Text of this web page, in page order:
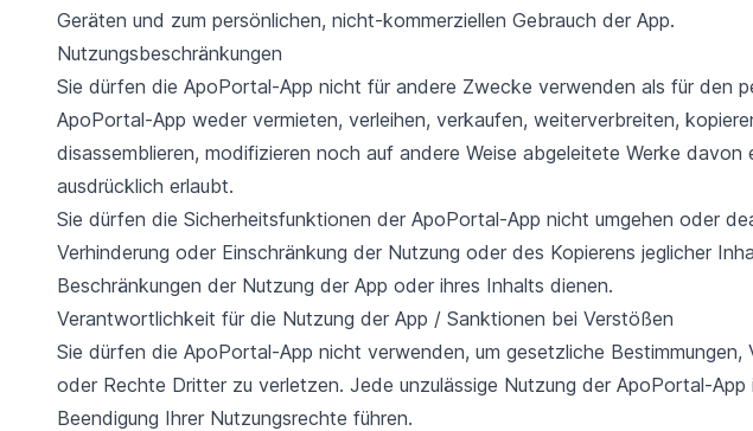
Geräten und zum persönlichen, nicht-kommerziellen Gebrauch der App.
Nutzungsbeschränkungen
Sie dürfen die ApoPortal-App nicht für andere Zwecke verwenden als für den
ApoPortal-App weder vermieten, verleihen, verkaufen, weiterverbreiten,
disassemblieren, modifizieren noch auf andere Weise abgeleitete Werke
ausdrücklich erlaubt.
Sie dürfen die Sicherheitsfunktionen der ApoPortal-App nicht umgehen oder
Verhinderung oder Einschränkung der Nutzung oder des Kopierens jeglicher
Beschränkungen der Nutzung der App oder ihres Inhalts dienen.
Verantwortlichkeit für die Nutzung der App / Sanktionen bei Verstößen
Sie dürfen die ApoPortal-App nicht verwenden, um gesetzliche
oder Rechte Dritter zu verletzen. Jede unzulässige Nutzung der ApoPortal-
Beendigung Ihrer Nutzungsrechte führen.